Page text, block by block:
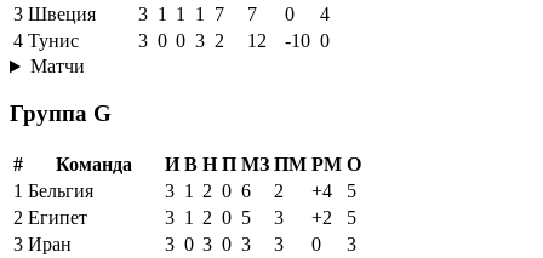
3 Швеция 3 1 1 1 7 7 0
4
4 Тунис 3 0 0 3 2 12 -10 0
Матчи
Группа G
# Команда И В Н П МЗ ПМ РМ О
1 Бельгия 3 1 2 0 6 2 +4
5
2 Египет 3 1 2 0 5 3 +2
5
3 Иран 3 0 3 0 3 3 0
3